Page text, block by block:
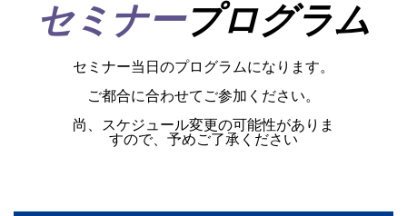
セミナープログラム
セミナー当日のプログラムになります。
ご都合に合わせてご参加ください。
尚、スケジュール変更の可能性がありま
すので、予めご了承ください